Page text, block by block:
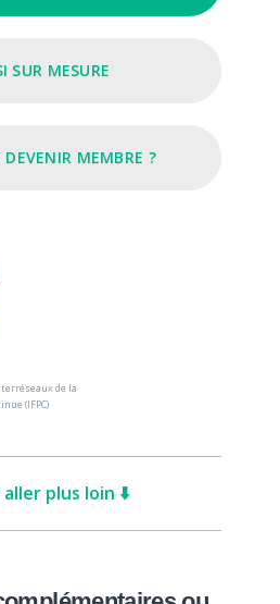
SUR MESURE
MEMBRE ?
de la
(IFPC)
aller plus loin ⬇️